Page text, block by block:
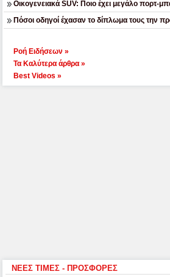
Οικογενειακά SUV: Ποιο έχει μεγάλο πορτ-
Πόσοι οδηγοί έχασαν το δίπλωμα τους την
Ροή Ειδήσεων »
Τα Καλύτερα άρθρα »
Best Videos »
ΝΕΕΣ ΤΙΜΕΣ - ΠΡΟΣΦΟΡΕΣ